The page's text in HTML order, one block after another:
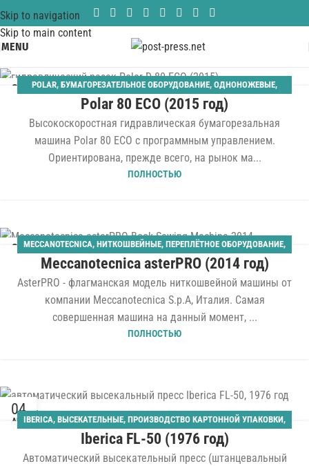
Skip to navigation
Skip to main content
MENU
06 POLAR, БУМАГОРЕЗАТЕЛЬНОЕ ОБОРУДОВАНИЕ, ОДНОНОЖЕВЫЕ,
ШИРИНА 800 ММ
Polar 80 ECO (2015 год)
Высокоскоростная гидравлическая бумагорезальная
машина Polar 80 ECO с программным управлением.
Ориентирована, прежде всего, на рынок ма...
ПОЛНОСТЬЮ
04MECCANOTECNICA, НИТКОШВЕЙНЫЕ, ПЕРЕПЛЁТНОЕ ОБОРУДОВАНИЕ,
ТВЁРДЫЙ ПЕРЕПЛЁТ
Meccanotecnica asterPRO (2014 год)
AsterPRO - флагманская модель ниткошвейной машины от
компании Meccanotecnica S.p.A, Италия. Самая
совершенная машина на данный момент, ...
ПОЛНОСТЬЮ
04
АВГIBERICA, ВЫСЕКАТЕЛЬНЫЕ, ПРОИЗВОДСТВО КАРТОННОЙ УПАКОВКИ,
ШТАНЦАГРЕГАТЫ
Iberica FL-50 (1976 год)
Автоматический высекательный пресс (штанцевальный